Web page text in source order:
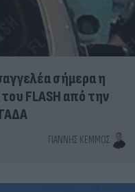
σήμερα η
FLASH από την
ΓΙΆΝΝΗΣ ΚΈΜΜΟΣ